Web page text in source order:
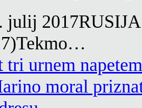
julij